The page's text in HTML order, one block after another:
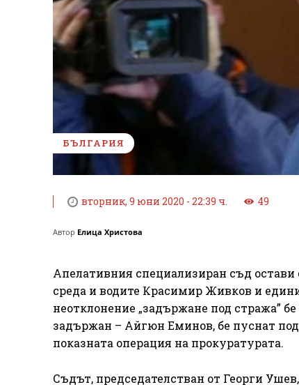
БЪЛГАРИЯ
вторник, 9 юни 2020 - 22:39 ч. 49
Автор Елица Христова
Апелативния специализиран съд
среда и водите Красимир Живков и
неотклонение „задържане под стража”
задържан – Айгюн Еминов, бе пуснат
показната операция на прокуратурата.
Съдът, председателстван от Георги